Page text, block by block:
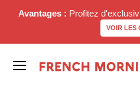
Avantages : Profitez
VOIR LES